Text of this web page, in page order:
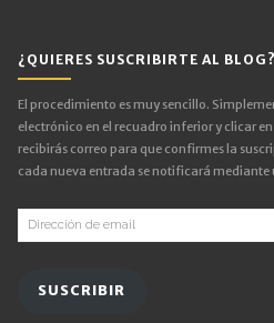
¿QUIERES SUSCRIBIRTE AL BLOG?
El procedimiento es muy sencillo.
electrónico en el recuadro inferior y clicar
recibirás correo para que confirmes la
cada nueva entrada se notificará mediante
Dirección
de
SUSCRIBIR